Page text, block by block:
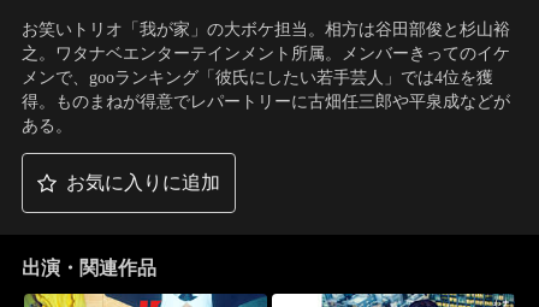
お笑いトリオ「我が家」の大ボケ担当。相方は谷田部俊と杉山裕
之。ワタナベエンターテインメント所属。メンバーきってのイケ
メンで、gooランキング「彼氏にしたい若手芸人」では4位を獲
得。ものまねが得意でレパートリーに古畑任三郎や平泉成などが
ある。
お気に入りに追加
出演・関連作品